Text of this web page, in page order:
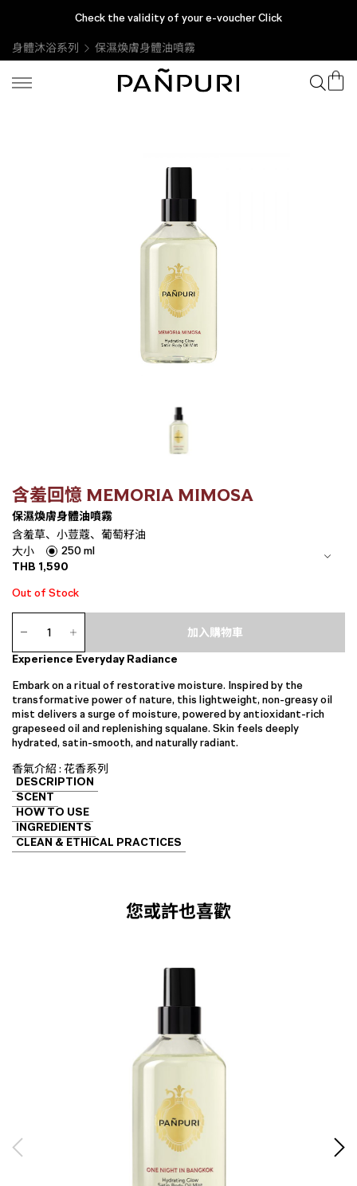
Check the validity of your e-voucher Click
身體沐浴系列
保濕煥膚身體油噴霧
含羞回憶 MEMORIA MIMOSA
保濕煥膚身體油噴霧
含羞草、小荳蔻、葡萄籽油
大小
250 ml
THB 1,590
Out of Stock
保
濕
膚
體
油
噴
霧
數
量
加入購物車
Experience Everyday Radiance
Embark on a ritual of restorative moisture. Inspired by the
transformative power of nature, this lightweight, non-greasy oil
mist delivers a surge of moisture, powered by antioxidant-rich
grapeseed oil and replenishing squalane. Skin feels deeply
hydrated, satin-smooth, and naturally radiant.
香氣介紹 : 花香系列
DESCRIPTION
SCENT
HOW TO USE
INGREDIENTS
CLEAN & ETHICAL PRACTICES
您或許也喜歡